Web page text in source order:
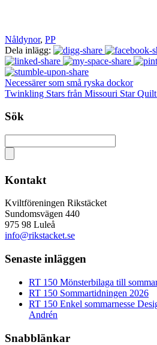
Nåldynor, PP
Dela inlägg:
Necessärer som små ryska dockor
Twinkling Stars från Missouri Star
Sök
Kontakt
Kviltföreningen Rikstäcket
Sundomsvägen 440
975 98 Luleå
info@rikstacket.se
Senaste inläggen
RT 150 Mönsterbilaga till
RT 150 Sommartidningen 2026
RT 150 Enkel sommarnesse
Andrén
Snabblänkar